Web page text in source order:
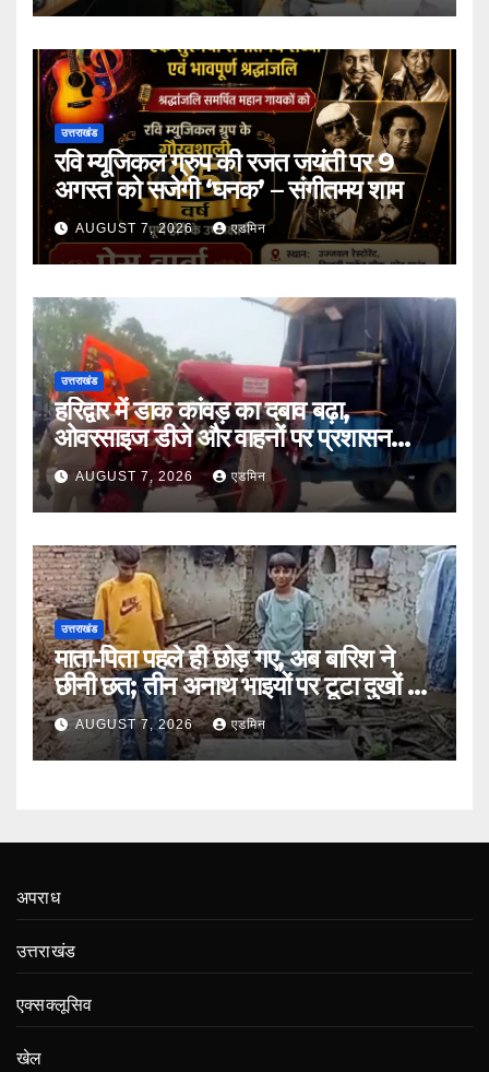
उत्तराखंड
रवि म्यूजिकल ग्रुप की रजत जयंती पर 9
अगस्त को सजेगी ‘घनक’ – संगीतमय शाम
AUGUST 7, 2026 एडमिन
उत्तराखंड
हरिद्वार में डाक कांवड़ का दबाव बढ़ा,
ओवरसाइज डीजे और वाहनों पर प्रशासन
सख्तAUGUST 7, 2026 एडमिन
उत्तराखंड
माता-पिता पहले ही छोड़ गए, अब बारिश ने
छीनी छत; तीन अनाथ भाइयों पर टूटा दुखों का
पहाड़AUGUST 7, 2026 एडमिन
अपराध
उत्तराखंड
एक्सक्लूसिव
खेल